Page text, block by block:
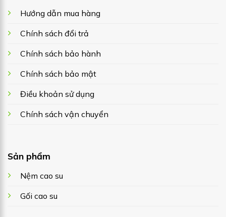
Hướng dẫn mua hàng
Chính sách đổi trả
Chính sách bảo hành
Chính sách bảo mật
Điều khoản sử dụng
Chính sách vận chuyển
Sản phẩm
Nệm cao su
Gối cao su